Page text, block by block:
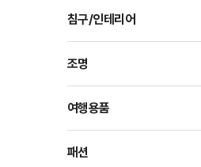
침구/인테리어
조명
여행용품
패션